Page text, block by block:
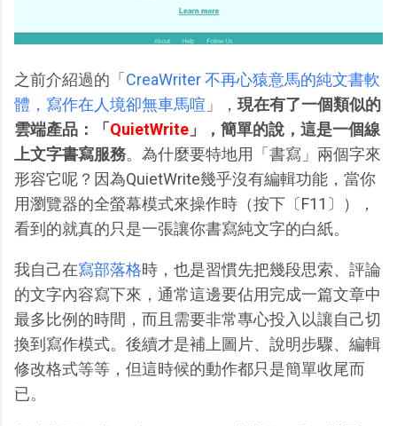
之前介紹過的「 CreaWriter 不再心猿意馬的純文書軟
體，寫作在人境卻無車馬喧 」， 現在有了一個類似的
雲端產品：「 QuietWrite 」，簡單的說，這是一個線
上文字書寫服務。為什麼要特地用「書寫」兩個字來
形容它呢？因為QuietWrite幾乎沒有編輯功能，當你
用瀏覽器的全螢幕模式來操作時（按下〔F11〕），
看到的就真的只是一張讓你書寫純文字的白紙。
我自己在寫部落格時，也是習慣先把幾段思索、評論
的文字內容寫下來，通常這邊要佔用完成一篇文章中
最多比例的時間，而且需要非常專心投入以讓自己切
換到寫作模式。後續才是補上圖片、說明步驟、編輯
修改格式等等，但這時候的動作都只是簡單收尾而
已。